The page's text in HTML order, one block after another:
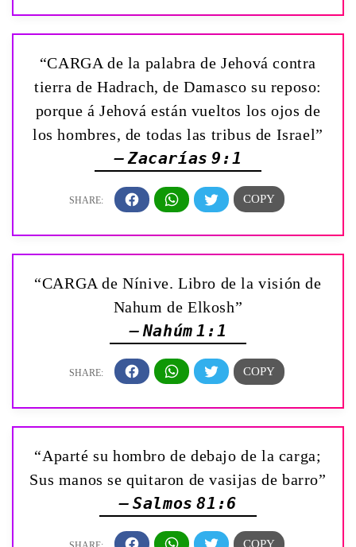
“CARGA de la palabra de Jehová contra
tierra de Hadrach, de Damasco su reposo:
porque á Jehová están vueltos los ojos de
los hombres, de todas las tribus de Israel”
— Zacarías 9:1
“CARGA de Nínive. Libro de la visión de
Nahum de Elkosh”
— Nahúm 1:1
“Aparté su hombro de debajo de la carga;
Sus manos se quitaron de vasijas de barro”
— Salmos 81:6